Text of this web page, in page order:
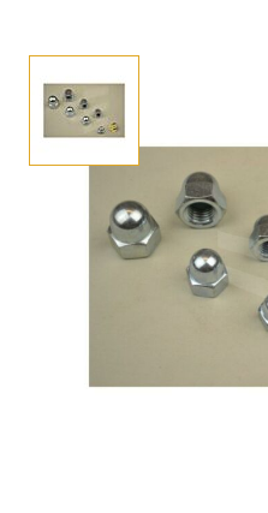
RVS dopmoeren. Geschikt
Productdetails